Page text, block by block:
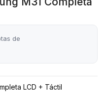
de
LCD + Táctil